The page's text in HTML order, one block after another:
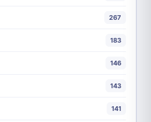
267
183
146
143
141